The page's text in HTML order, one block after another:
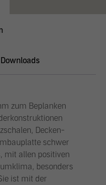
Downloads
zum Beplanken
Decken-
schwer
mit allen positiven
besonders
ist mit der